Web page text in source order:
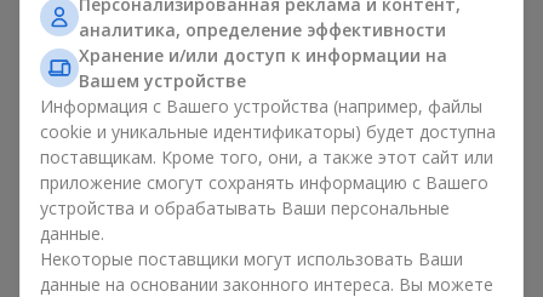
меньше, чем наполнение. Именно праздничное оформление
превращает обычный букет в корзине из фруктов в
гастрономический подарок. В компанииFlowers.uaмы
всегда учитываем пожелания клиента при создании декора.
При формировании композиции используются натуральные
материалы, продуманная упаковка вкуса и, конечно,
декоративные элементы, соответствующие событию.
По желанию клиента корзина с фруктами может быть
оформлена в прозрачной пленке или стильной коробке —
всегда с праздничной подачей, которая выглядит аккуратно
и презентабельно.
аналитика, определение эффективности
Хранение и/или доступ к информации на
Вашем устройстве
Информация с Вашего устройства (например, файлы
cookie и уникальные идентификаторы) будет доступна
поставщикам. Кроме того, они, а также этот сайт или
приложение смогут сохранять информацию с Вашего
устройства и обрабатывать Ваши персональные
данные.
Некоторые поставщики могут использовать Ваши
данные на основании законного интереса. Вы можете